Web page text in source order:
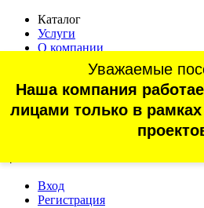
Каталог
Услуги
О компании
Статьи
Контакты
Отзывы
г. Санкт-Петербург, проспект
Вход
Регистрация
Уважаемые
Наша компания
лицами только в